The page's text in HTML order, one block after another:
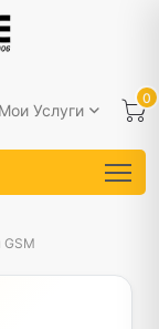
Мои Услуги
0
GSM